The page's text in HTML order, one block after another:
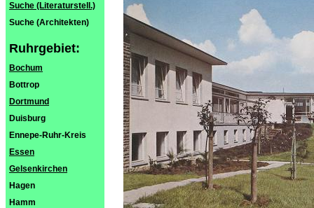
Suche (Literaturstell.)
Suche (Architekten)
Ruhrgebiet:
Bochum
Bottrop
Dortmund
Duisburg
Ennepe-Ruhr-Kreis
Essen
Gelsenkirchen
Hagen
Hamm